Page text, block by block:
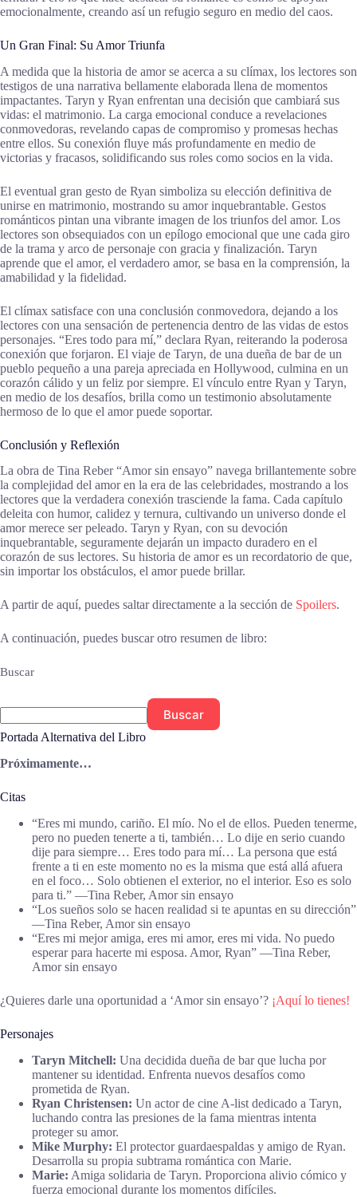
emocionalmente, creando así un refugio seguro en medio del caos.
Un Gran Final: Su Amor Triunfa
A medida que la historia de amor se acerca a su clímax, los lectores son
testigos de una narrativa bellamente elaborada llena de momentos
impactantes. Taryn y Ryan enfrentan una decisión que cambiará sus
vidas: el matrimonio. La carga emocional conduce a revelaciones
conmovedoras, revelando capas de compromiso y promesas hechas
entre ellos. Su conexión fluye más profundamente en medio de
victorias y fracasos, solidificando sus roles como socios en la vida.
El eventual gran gesto de Ryan simboliza su elección definitiva de
unirse en matrimonio, mostrando su amor inquebrantable. Gestos
románticos pintan una vibrante imagen de los triunfos del amor. Los
lectores son obsequiados con un epílogo emocional que une cada giro
de la trama y arco de personaje con gracia y finalización. Taryn
aprende que el amor, el verdadero amor, se basa en la comprensión, la
amabilidad y la fidelidad.
El clímax satisface con una conclusión conmovedora, dejando a los
lectores con una sensación de pertenencia dentro de las vidas de estos
personajes. “Eres todo para mí,” declara Ryan, reiterando la poderosa
conexión que forjaron. El viaje de Taryn, de una dueña de bar de un
pueblo pequeño a una pareja apreciada en Hollywood, culmina en un
corazón cálido y un feliz por siempre. El vínculo entre Ryan y Taryn,
en medio de los desafíos, brilla como un testimonio absolutamente
hermoso de lo que el amor puede soportar.
Conclusión y Reflexión
La obra de Tina Reber “Amor sin ensayo” navega brillantemente sobre
la complejidad del amor en la era de las celebridades, mostrando a los
lectores que la verdadera conexión trasciende la fama. Cada capítulo
deleita con humor, calidez y ternura, cultivando un universo donde el
amor merece ser peleado. Taryn y Ryan, con su devoción
inquebrantable, seguramente dejarán un impacto duradero en el
corazón de sus lectores. Su historia de amor es un recordatorio de que,
sin importar los obstáculos, el amor puede brillar.
A partir de aquí, puedes saltar directamente a la sección de Spoilers.
A continuación, puedes buscar otro resumen de libro:
Buscar
Buscar
Portada Alternativa del Libro
Próximamente…
Citas
“Eres mi mundo, cariño. El mío. No el de ellos. Pueden tenerme,
pero no pueden tenerte a ti, también… Lo dije en serio cuando
dije para siempre… Eres todo para mí… La persona que está
frente a ti en este momento no es la misma que está allá afuera
en el foco… Solo obtienen el exterior, no el interior. Eso es solo
para ti.” ―Tina Reber, Amor sin ensayo
“Los sueños solo se hacen realidad si te apuntas en su dirección”
―Tina Reber, Amor sin ensayo
“Eres mi mejor amiga, eres mi amor, eres mi vida. No puedo
esperar para hacerte mi esposa. Amor, Ryan” ―Tina Reber,
Amor sin ensayo
¿Quieres darle una oportunidad a ‘Amor sin ensayo’? ¡Aquí lo tienes!
Personajes
Taryn Mitchell: Una decidida dueña de bar que lucha por
mantener su identidad. Enfrenta nuevos desafíos como
prometida de Ryan.
Ryan Christensen: Un actor de cine A-list dedicado a Taryn,
luchando contra las presiones de la fama mientras intenta
proteger su amor.
Mike Murphy: El protector guardaespaldas y amigo de Ryan.
Desarrolla su propia subtrama romántica con Marie.
Marie: Amiga solidaria de Taryn. Proporciona alivio cómico y
fuerza emocional durante los momentos difíciles.